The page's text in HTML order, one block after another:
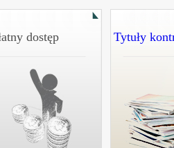
dostęp Tytuły